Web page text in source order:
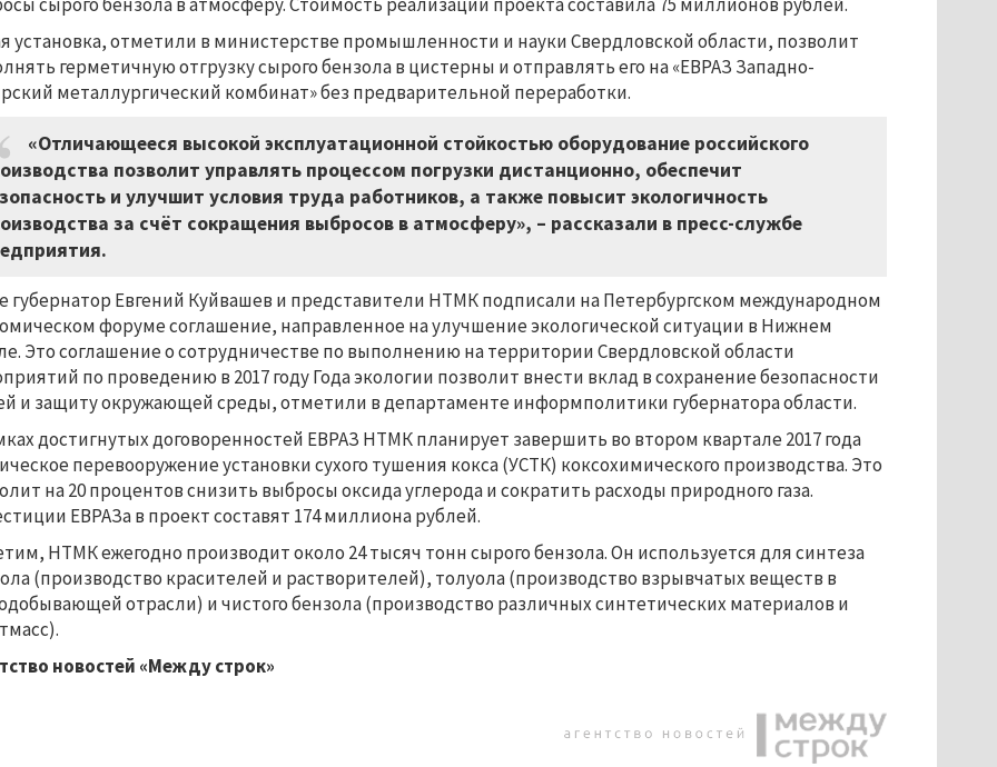
установка, отметили в министерстве промышленности и науки Свердловской области, позволит
герметичную отгрузку сырого бензола в цистерны и отправлять его на «ЕВРАЗ Западно-
металлургический комбинат» без предварительной переработки.
«Отличающееся высокой эксплуатационной стойкостью оборудование российского
позволит управлять процессом погрузки дистанционно, обеспечит
и улучшит условия труда работников, а также повысит экологичность
за счёт сокращения выбросов в атмосферу», – рассказали в пресс-службе
губернатор Евгений Куйвашев и представители НТМК подписали на Петербургском международном
форуме соглашение, направленное на улучшение экологической ситуации в Нижнем
Это соглашение о сотрудничестве по выполнению на территории Свердловской области
по проведению в 2017 году Года экологии позволит внести вклад в сохранение безопасности
и защиту окружающей среды, отметили в департаменте информполитики губернатора области.
достигнутых договоренностей ЕВРАЗ НТМК планирует завершить во втором квартале 2017 года
перевооружение установки сухого тушения кокса (УСТК) коксохимического производства. Это
на 20 процентов снизить выбросы оксида углерода и сократить расходы природного газа.
ЕВРАЗа в проект составят 174 миллиона рублей.
НТМК ежегодно производит около 24 тысяч тонн сырого бензола. Он используется для синтеза
(производство красителей и растворителей), толуола (производство взрывчатых веществ в
отрасли) и чистого бензола (производство различных синтетических материалов и
новостей «Между строк»